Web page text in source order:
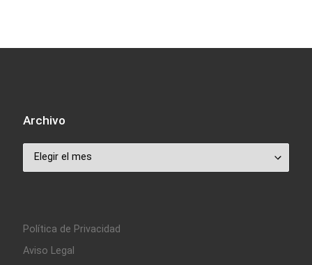
Archivo
Archivo
Política de Privacidad
Aviso Legal